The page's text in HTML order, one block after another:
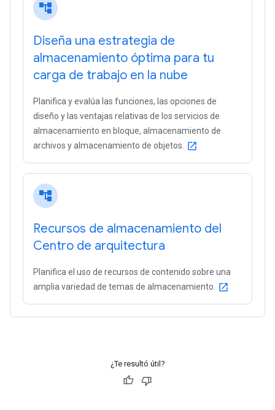
account_tree
Diseña una estrategia de
almacenamiento óptima para tu
carga de trabajo en la nube
Planifica y evalúa las funciones, las opciones de
diseño y las ventajas relativas de los servicios de
almacenamiento en bloque, almacenamiento de
archivos y almacenamiento de objetos.
open_in_new
account_tree
Recursos de almacenamiento del
Centro de arquitectura
Planifica el uso de recursos de contenido sobre una
amplia variedad de temas de almacenamiento.
open_in_new
¿Te resultó útil?